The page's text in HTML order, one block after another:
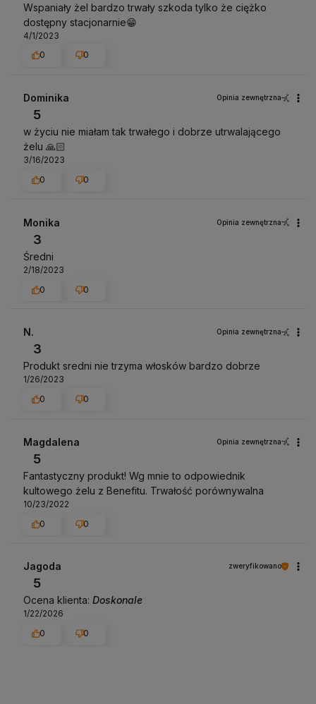
Wspaniały żel bardzo trwały szkoda tylko że ciężko
dostępny stacjonarnie😁
4/1/2023
0
0
Dominika Opinia zewnętrzna
5
w życiu nie miałam tak trwałego i dobrze utrwalającego
żelu 🙏🏻
3/16/2023
0
0
Monika Opinia zewnętrzna
3
Średni
2/18/2023
0
0
N. Opinia zewnętrzna
3
Produkt sredni nie trzyma włosków bardzo dobrze
1/26/2023
0
0
Magdalena Opinia zewnętrzna
5
Fantastyczny produkt! Wg mnie to odpowiednik
kultowego żelu z Benefitu. Trwałość porównywalna
10/23/2022
0
0
Jagoda zweryfikowano
5
Ocena klienta: Doskonale
1/22/2026
0
0